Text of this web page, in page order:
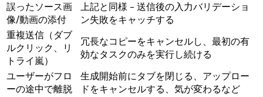
誤ったソース画
像/動画の添付
上記と同様 - 送信後の入力バリデーショ
ン失敗をキャッチする
重複送信（ダブ
ルクリック、リ
トライ嵐）
冗長なコピーをキャンセルし、最初の有
効なタスクのみを実行し続ける
ユーザーがフロ
ーの途中で離脱
生成開始前にタブを閉じる、アップロー
ドをキャンセルする、気が変わるなど